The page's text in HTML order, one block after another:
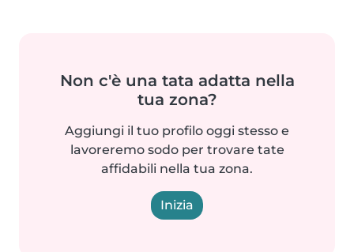
Non c'è una tata adatta nella
tua zona?
Aggiungi il tuo profilo oggi stesso e
lavoreremo sodo per trovare tate
affidabili nella tua zona.
Inizia